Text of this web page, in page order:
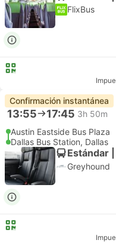
FlixBus
Confirmación instantánea
13:55 17:45 3h 50m
Austin Eastside Bus Plaza
Dallas Bus Station, Dallas
Estándar
Greyhound